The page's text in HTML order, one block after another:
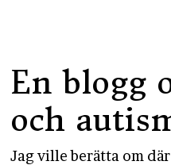
En blogg
och
Jag ville berätta om